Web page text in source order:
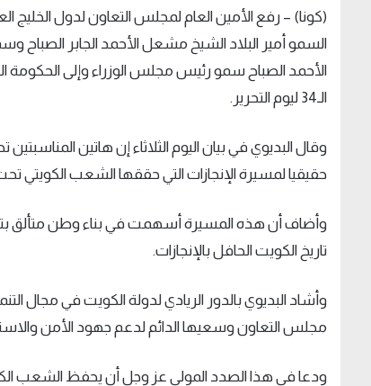
(كونا) – رفع الأمين العام لمجلس التعاون لدول الخليج
السمو أمير البلاد الشيخ مشعل الأحمد الجابر الصباح
الـ34 ليوم التحرير.
وقال البديوي في بيان اليوم الثلاثاء إن هاتين
حقيقيا لمسيرة الإنجازات التي حققها الشعب الكويتي
وأضاف أن هذه المسيرة أسهمت في بناء وطن متألق
تاريخ الكويت الحافل بالإنجازات.
وأشاد البديوي بالدور الريادي لدولة الكويت في مجال
مجلس التعاون وسعيها الدائم لدعم جهود الأمن
ودعا في هذا الصدد المولى عز وجل أن يحفظ الشعب